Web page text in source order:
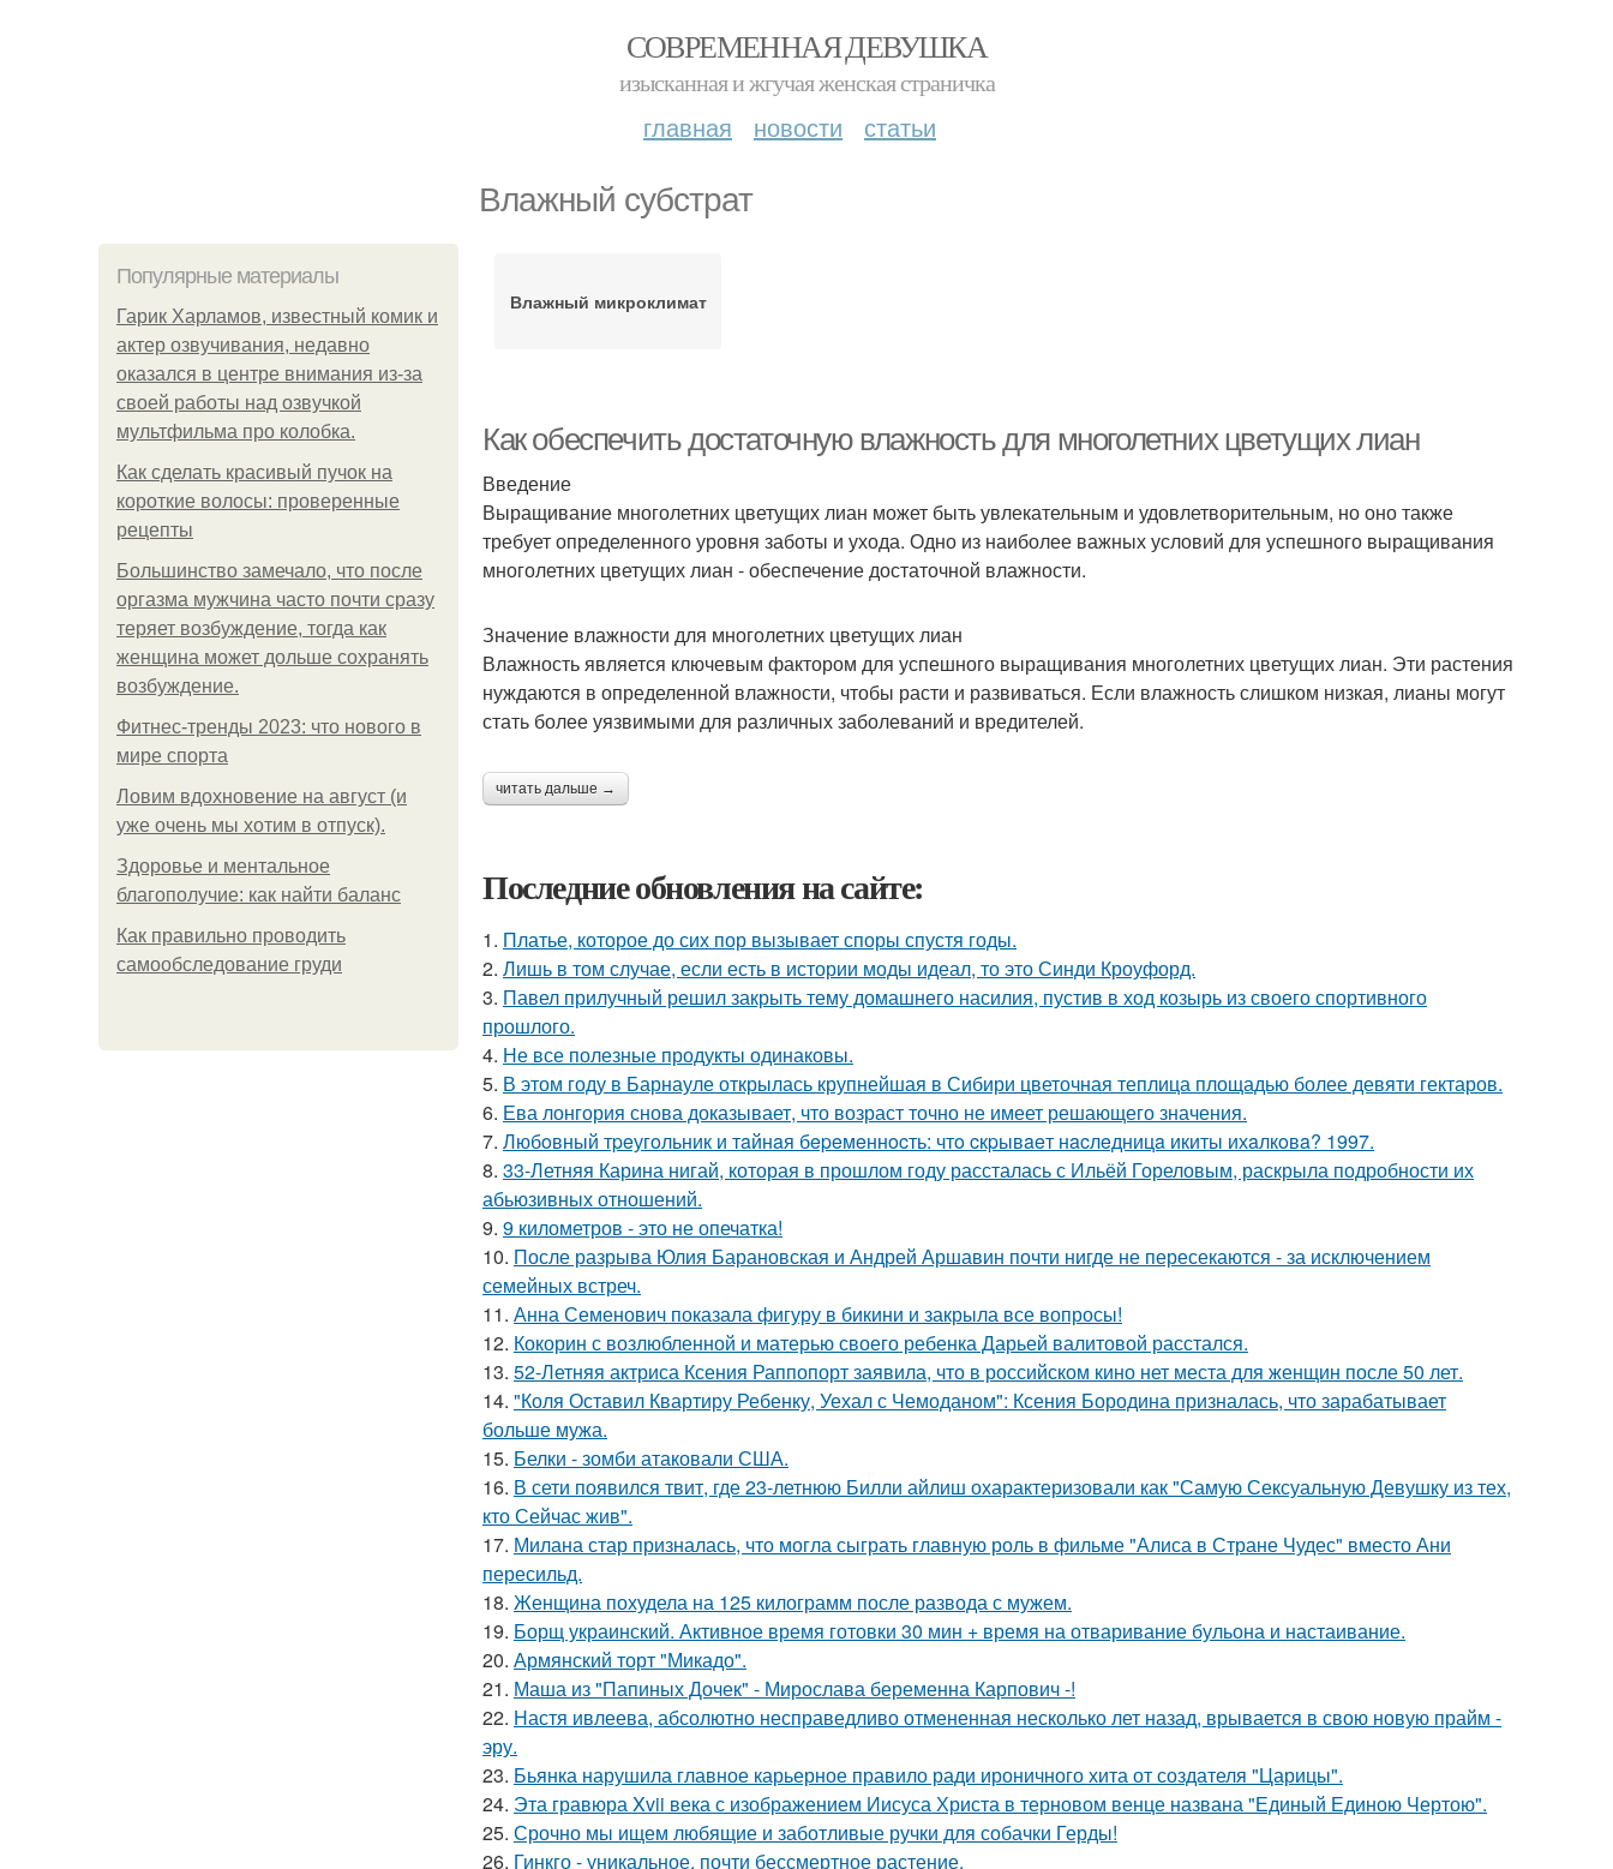
СОВРЕМЕННАЯ ДЕВУШКА
изысканная и жгучая женская страничка
главная новости статьи
Влажный субстрат
Популярные материалы
Гарик Харламов, известный комик и
актер озвучивания, недавно
оказался в центре внимания из-за
своей работы над озвучкой
мультфильма про колобка.
Как сделать красивый пучок на
короткие волосы: проверенные
рецепты
Большинство замечало, что после
оргазма мужчина часто почти сразу
теряет возбуждение, тогда как
женщина может дольше сохранять
возбуждение.
Фитнес-тренды 2023: что нового в
мире спорта
Ловим вдохновение на август (и
уже очень мы хотим в отпуск).
Здоровье и ментальное
благополучие: как найти баланс
Как правильно проводить
самообследование груди
Влажный микроклимат
Как обеспечить достаточную влажность для многолетних цветущих лиан
Введение
Выращивание многолетних цветущих лиан может быть увлекательным и удовлетворительным, но оно также
требует определенного уровня заботы и ухода. Одно из наиболее важных условий для успешного выращивания
многолетних цветущих лиан - обеспечение достаточной влажности.
Значение влажности для многолетних цветущих лиан
Влажность является ключевым фактором для успешного выращивания многолетних цветущих лиан. Эти растения
нуждаются в определенной влажности, чтобы расти и развиваться. Если влажность слишком низкая, лианы могут
стать более уязвимыми для различных заболеваний и вредителей.
читать дальше →
Последние обновления на сайте:
1. Платье, которое до сих пор вызывает споры спустя годы.
2. Лишь в том случае, если есть в истории моды идеал, то это Синди Кроуфорд.
3. Павел прилучный решил закрыть тему домашнего насилия, пустив в ход козырь из своего спортивного
прошлого.
4. Не все полезные продукты одинаковы.
5. В этом году в Барнауле открылась крупнейшая в Сибири цветочная теплица площадью более девяти гектаров.
6. Ева лонгория снова доказывает, что возраст точно не имеет решающего значения.
7. Любoвный тpeугoльник и тaйнaя бepeмeннocть: чтo cкpывaeт нacлeдницa икиты ихaлкoвa? 1997.
8. 33-Летняя Карина нигай, которая в прошлом году рассталась с Ильёй Гореловым, раскрыла подробности их
абьюзивных отношений.
9. 9 километров - это не опечатка!
10. После разрыва Юлия Барановская и Андрей Аршавин почти нигде не пересекаются - за исключением
семейных встреч.
11. Анна Семенович показала фигуру в бикини и закрыла все вопросы!
12. Кокорин с возлюбленной и матерью своего ребенка Дарьей валитовой расстался.
13. 52-Летняя актриса Ксения Раппопорт заявила, что в российском кино нет места для женщин после 50 лет.
14. "Коля Оставил Квартиру Ребенку, Уехал с Чемоданом": Ксения Бородина призналась, что зарабатывает
больше мужа.
15. Белки - зомби атаковали США.
16. В сети появился твит, где 23-летнюю Билли айлиш охарактеризовали как "Самую Сексуальную Девушку из тех,
кто Сейчас жив".
17. Милана стар призналась, что могла сыграть главную роль в фильме "Алиса в Стране Чудес" вместо Ани
пересильд.
18. Женщина похудела на 125 килограмм после развода с мужем.
19. Борщ украинский. Активное время готовки 30 мин + время на отваривание бульона и настаивание.
20. Армянский торт "Микадо".
21. Маша из "Папиных Дочек" - Мирослава беременна Карпович -!
22. Настя ивлеева, абсолютно несправедливо отмененная несколько лет назад, врывается в свою новую прайм -
эру.
23. Бьянка нарушила главное карьерное правило ради ироничного хита от создателя "Царицы".
24. Эта гравюра Xvii века с изображением Иисуса Христа в терновом венце названа "Единый Единою Чертою".
25. Срочно мы ищем любящие и заботливые ручки для собачки Герды!
26. Гинкго - уникальное, почти бессмертное растение.